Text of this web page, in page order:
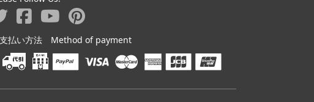
払い方法 Method of payment